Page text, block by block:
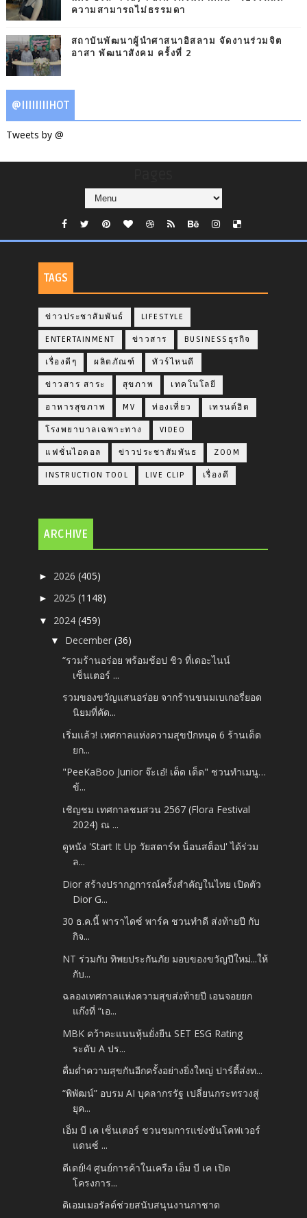
ความสามารถไม่ธรรมดา
สถาบันพัฒนาผู้นำศาสนาอิสลาม จัดงานร่วมจิต
อาสา พัฒนาสังคม ครั้งที่ 2
@IIIIIIIIHOT
Tweets by @
TAGS
ข่าวประชาสัมพันธ์ LIFESTYLE
ENTERTAINMENT ข่าวสาร BUSINESSธุรกิจ
เรื่องดีๆ ผลิตภัณฑ์ ทัวร์ไหนดี
ข่าวสาร สาระ สุขภาพ เทคโนโลยี
อาหารสุขภาพ MV ท่องเที่ยว เทรนด์ฮิต
โรงพยาบาลเฉพาะทาง VIDEO
แฟชั่นไอดอล ข่าวประชาสัมพันธ ZOOM
INSTRUCTION TOOL LIVE CLIP เรื่องดี
ARCHIVE
► 2026(405)
► 2025(1148)
▼ 2024(459)
▼ December(36)
“รวมร้านอร่อย พร้อมช้อป ชิว ที่เดอะไนน์
เซ็นเตอร์ ...
รวมของขวัญแสนอร่อย จากร้านขนมเบเกอรี่ยอด
นิยมที่คัด...
เริ่มแล้ว! เทศกาลแห่งความสุขปักหมุด 6 ร้านเด็ด
ยก...
"PeeKaBoo Junior จ๊ะเอ๋! เด็ด เด็ด" ชวนทำเมนู…
ข้...
เชิญชม เทศกาลชมสวน 2567 (Flora Festival
2024) ณ ...
ดูหนัง 'Start It Up วัยสตาร์ท น็อนสต็อป' ได้ร่วม
ล...
Dior สร้างปรากฏการณ์ครั้งสำคัญในไทย เปิดตัว
Dior G...
30 ธ.ค.นี้ พาราไดซ์ พาร์ค ชวนทำดี ส่งท้ายปี กับ
กิจ...
NT ร่วมกับ ทิพยประกันภัย มอบของขวัญปีใหม่...ให้
กับ...
ฉลองเทศกาลแห่งความสุขส่งท้ายปี เอนจอยยก
แก๊งที่ “เอ...
MBK คว้าคะแนนหุ้นยั่งยืน SET ESG Rating
ระดับ A ปร...
ดื่มด่ำความสุขกันอีกครั้งอย่างยิ่งใหญ่ ปาร์ตี้ส่งท...
“พิพัฒน์” อบรม AI บุคลากรรัฐ เปลี่ยนกระทรวงสู่
ยุค...
เอ็ม บี เค เซ็นเตอร์ ชวนชมการแข่งขันโคฟเวอร์
แดนซ์ ...
ดีเดย์!4 ศูนย์การค้าในเครือ เอ็ม บี เค เปิด
โครงการ...
ดิเอมเมอรัลด์ช่วยสนับสนุนงานกาชาด